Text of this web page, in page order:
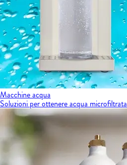
Macchine acqua
Soluzioni per ottenere acqua